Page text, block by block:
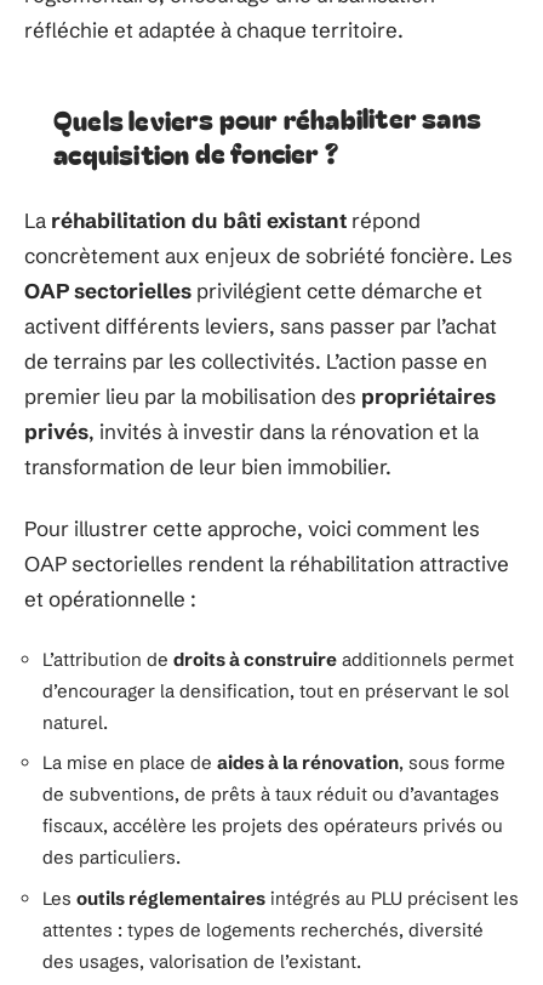
réfléchie et adaptée à chaque territoire.
Quels leviers pour réhabiliter sans
acquisition de foncier ?
La réhabilitation du bâti existant répond
concrètement aux enjeux de sobriété foncière. Les
OAP sectorielles privilégient cette démarche et
activent différents leviers, sans passer par l’achat
de terrains par les collectivités. L’action passe en
premier lieu par la mobilisation des propriétaires
privés, invités à investir dans la rénovation et la
transformation de leur bien immobilier.
Pour illustrer cette approche, voici comment les
OAP sectorielles rendent la réhabilitation attractive
et opérationnelle :
L’attribution de droits à construire additionnels permet
d’encourager la densification, tout en préservant le sol
naturel.
La mise en place de aides à la rénovation, sous forme
de subventions, de prêts à taux réduit ou d’avantages
fiscaux, accélère les projets des opérateurs privés ou
des particuliers.
Les outils réglementaires intégrés au PLU précisent les
attentes : types de logements recherchés, diversité
des usages, valorisation de l’existant.